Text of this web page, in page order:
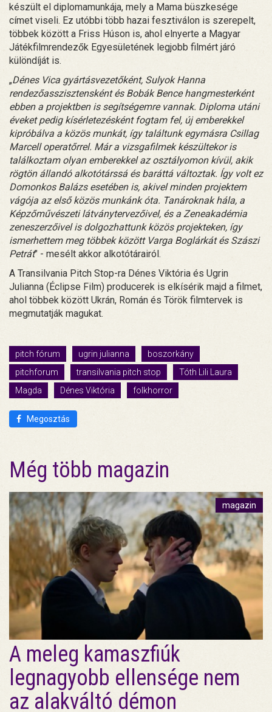
készült el diplomamunkája, mely a Mama büszkesége
címet viseli. Ez utóbbi több hazai fesztiválon is szerepelt,
többek között a Friss Húson is, ahol elnyerte a Magyar
Játékfilmrendezők Egyesületének legjobb filmért járó
különdíját is.
„Dénes Vica gyártásvezetőként, Sulyok Hanna
rendezőasszisztensként és Bobák Bence hangmesterként
ebben a projektben is segítségemre vannak. Diploma utáni
éveket pedig kísérletezésként fogtam fel, új emberekkel
kipróbálva a közös munkát, így találtunk egymásra Csillag
Marcell operatőrrel. Már a vizsgafilmek készültekor is
találkoztam olyan emberekkel az osztályomon kívül, akik
rögtön állandó alkotótárssá és baráttá változtak. Így volt ez
Domonkos Balázs esetében is, akivel minden projektem
vágója az első közös munkánk óta. Tanároknak hála, a
Képzőművészeti látványtervezőivel, és a Zeneakadémia
zeneszerzőivel is dolgozhattunk közös projekteken, így
ismerhettem meg többek között Varga Boglárkát és Szászi
Petrát" - mesélt akkor alkotótárairól.
A Transilvania Pitch Stop-ra Dénes Viktória és Ugrin
Julianna (Éclipse Film) producerek is elkísérik majd a filmet,
ahol többek között Ukrán, Román és Török filmtervek is
megmutatják magukat.
pitch fórum ugrin julianna
boszorkány
pitchforum
transilvania pitch stop
Tóth Lili Laura
Magda
Dénes Viktória folkhorror
Megosztás
Még több magazin
magazin
A meleg kamaszfiúk
legnagyobb ellensége nem
az alakváltó démon